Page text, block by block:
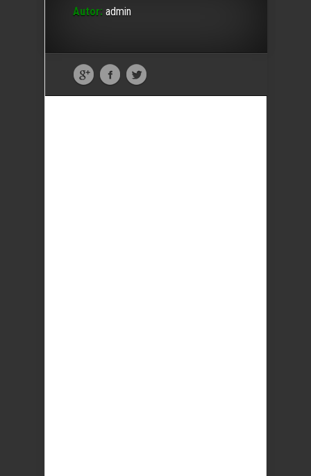
Autor: admin